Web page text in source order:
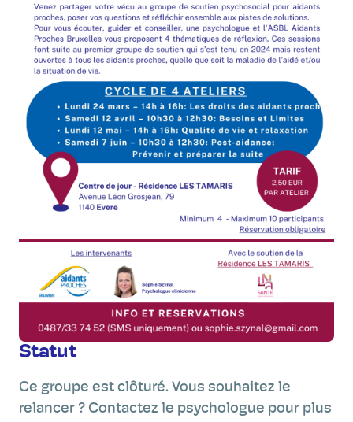
Statut
Ce groupe est clôturé. Vous souhaitez le
relancer ? Contactez le psychologue pour plus